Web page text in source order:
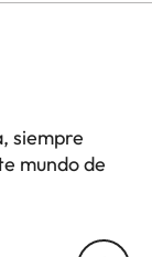
siempre
mundo de